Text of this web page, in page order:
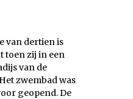
van dertien is
toen zij in een
van de
zwembad was
geopend. De